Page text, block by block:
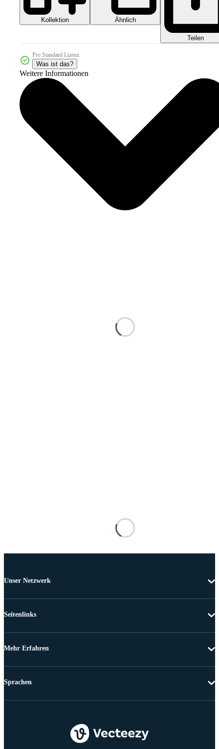
Kollektion Ähnlich
Teilen
Pro Standard Lizenz
Was ist das?
Weitere Informationen
Unser Netzwerk
Seitenlinks
Mehr Erfahren
Sprachen